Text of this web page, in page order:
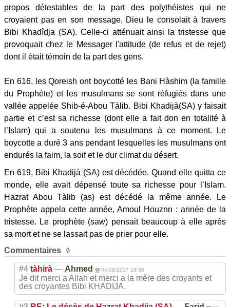
propos détestables de la part des polythéistes qui ne
croyaient pas en son message, Dieu le consolait à travers
Bibi Khadîdja (SA). Celle-ci atténuait ainsi la tristesse que
provoquait chez le Messager l'attitude (de refus et de rejet)
dont il était témoin de la part des gens.
En 616, les Qoreish ont boycotté les Bani Hàshim (la famille
du Prophète) et les musulmans se sont réfugiés dans une
vallée appelée Shib-é-Abou Tàlib. Bibi Khadijà(SA) y faisait
partie et c’est sa richesse (dont elle a fait don en totalité à
l’Islam) qui a soutenu les musulmans à ce moment. Le
boycotte a duré 3 ans pendant lesquelles les musulmans ont
endurés la faim, la soif et le dur climat du désert.
En 619, Bibi Khadijà (SA) est décédée. Quand elle quitta ce
monde, elle avait dépensé toute sa richesse pour l’Islam.
Hazrat Abou Tàlib (as) est décédé la même année. Le
Prophète appela cette année, Amoul Houznn : année de la
tristesse. Le prophète (saw) pensait beaucoup à elle après
sa mort et ne se lassait pas de prier pour elle.
Commentaires
#4 tàhirà — Ahmed 04-08-2017 19:36
Je dit merci a Allah et merci a la mère des croyants et
des croyantes Bibi KHADIJA.